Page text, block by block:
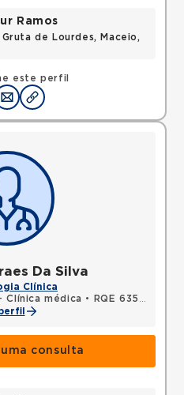
este perfil
Ramos
de Lourdes, Maceio,
Da Silva
Clínica
Clínica médica •
RQE 6350 - Ginecologia e obstetrícia
consulta